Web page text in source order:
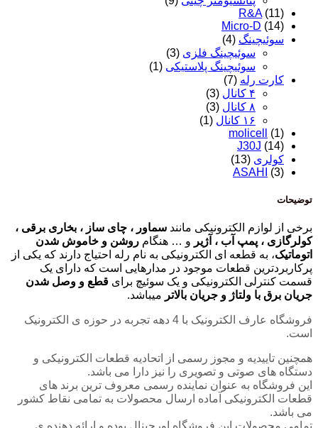
R&A (11)
Micro-D (14)
سوئیچینگ (4)
سوئیچینگ فلزی (3)
سوئیچینگ پلاستیکی (1)
کارت رله (7)
۴ کانال
(3)
۸ کانال
(3)
۱۶ کانال
(1)
molicell
(1)
J30J (14)
کولری (13)
ASAHI
(3)
توضیحات
برخی از لوازم الکترونیکی مانند سماور ، چای ساز ، بخاری برقی ،
کولرگازی ، پمپ آب ، آژیر و … هنگام روشن و خاموش شدن
اتوماتیک، به قطعه ای الکترونیکی به نام رله احتیاج دارند که یکی از
پرکاربردترین قطعات موجود در مدارهایی است که دارای یک
قسمت کنترلی الکترونیکی و یک سوئیچ برای قطع و وصل شدن
جریان برق با ولتاژ و جریان بالاتر میباشد.
فروشگاه عارف الکترونیک با 4 دهه تجربه در حوزه ی الکترونیک
است.
همچنین تاییدیه و مجوز رسمی از اتحادیه قطعات الکترونیکی و
دستگاه های صوتی و تصویری را نیز دارا می باشد.
این فروشگاه به عنوان نماینده رسمی معروف ترین برند های
قطعات الکترونیکی آماده ارسال محصولات به تمامی نقاط کشور
می باشد.